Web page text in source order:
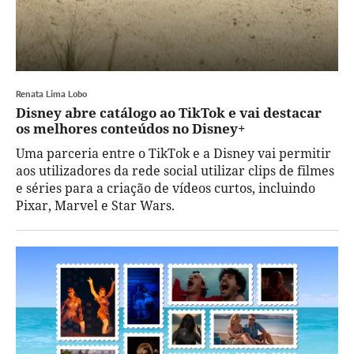
Renata Lima Lobo
Disney abre catálogo ao TikTok e vai destacar
os melhores conteúdos no Disney+
Uma parceria entre o TikTok e a Disney vai permitir
aos utilizadores da rede social utilizar clips de filmes
e séries para a criação de vídeos curtos, incluindo
Pixar, Marvel e Star Wars.